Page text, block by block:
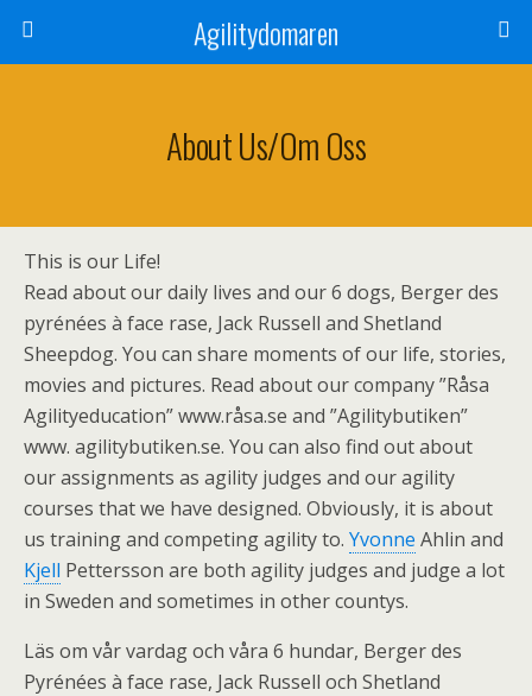
Agilitydomaren
About Us/Om Oss
This is our Life!
Read about our daily lives and our 6 dogs, Berger des
pyrénées à face rase, Jack Russell and Shetland
Sheepdog. You can share moments of our life, stories,
movies and pictures. Read about our company ”Råsa
Agilityeducation” www.råsa.se and ”Agilitybutiken”
www. agilitybutiken.se. You can also find out about
our assignments as agility judges and our agility
courses that we have designed. Obviously, it is about
us training and competing agility to. Yvonne Ahlin and
Kjell Pettersson are both agility judges and judge a lot
in Sweden and sometimes in other countys.
Läs om vår vardag och våra 6 hundar, Berger des
Pyrénées à face rase, Jack Russell och Shetland